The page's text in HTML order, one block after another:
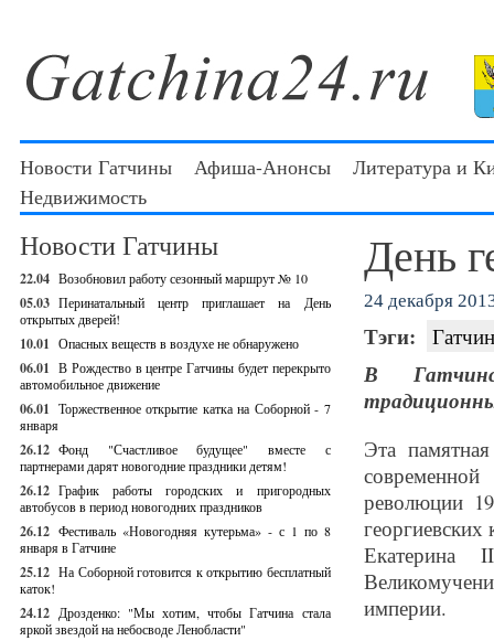
Новости Гатчины Афиша-Анонсы
Литература и
Недвижимость
Новости Гатчины
22.04 Возобновил работу сезонный маршрут № 10
05.03 Перинатальный центр приглашает на День
открытых дверей!
10.01 Опасных веществ в воздухе не обнаружено
06.01 В Рождество в центре Гатчины будет перекрыто
автомобильное движение
06.01 Торжественное открытие катка на Соборной - 7
января
26.12 Фонд "Счастливое будущее" вместе с
партнерами дарят новогодние праздники детям!
26.12 График работы городских и пригородных
автобусов в период новогодних праздников
26.12 Фестиваль «Новогодняя кутерьма» - с 1 по 8
января в Гатчине
25.12 На Соборной готовится к открытию бесплатный
каток!
24.12 Дрозденко: "Мы хотим, чтобы Гатчина стала
яркой звездой на небосводе Ленобласти"
День
24 декабря
Тэги:
В
Эта
революции
георгиевских
Екатерина
империи.